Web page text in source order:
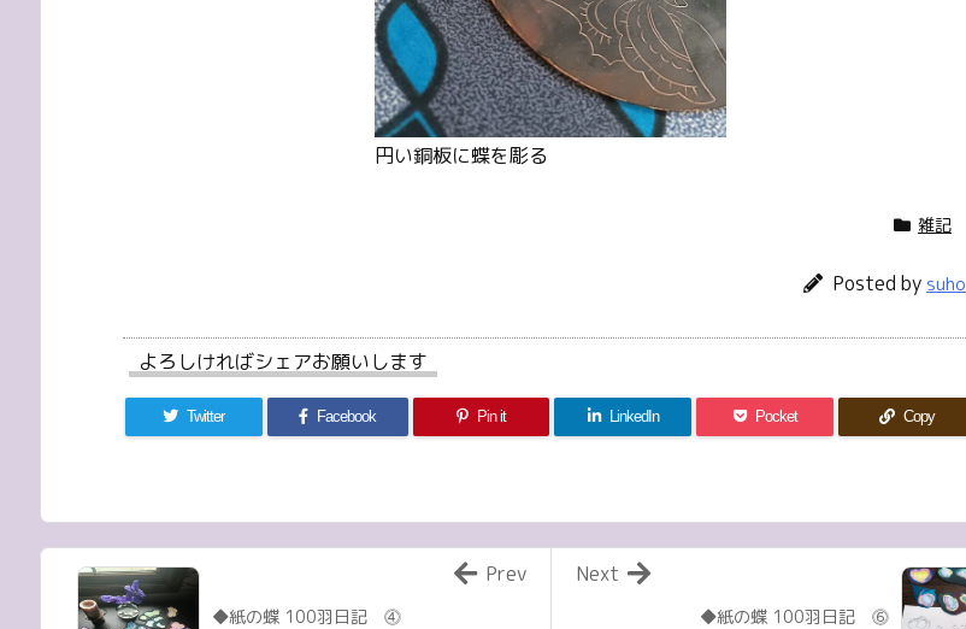
円い銅板に蝶を彫る
雑記
Posted by suho
よろしければシェアお願いします
Twitter Facebook Pin it LinkedIn Pocket Copy
◆紙の蝶 100羽日記 ⓺
Next
◆紙の蝶 100羽日記 ⓸
Prev